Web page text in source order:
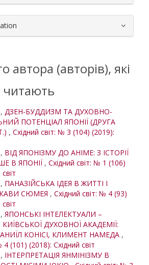
автора (авторів), які
читають
ДЗЕН-БУДДИЗМ ТА ДУХОВНО-
ПОТЕНЦІАЛ ЯПОНІЇ (ДРУГА
, Східний світ: № 3 (104) (2019):
ВІД ЯПОНІЗМУ ДО АНІМЕ: З ІСТОРІЇ
В ЯПОНІЇ , Східний світ: № 1 (106)
ПАНАЗІЙСЬКА ІДЕЯ В ЖИТТІ І
СЮМЕЯ , Східний світ: № 4 (93)
ЯПОНСЬКІ ІНТЕЛЕКТУАЛИ –
ДУХОВНОЇ АКАДЕМІЇ:
КОНІСІ, КЛИМЕНТ НАМЕДА ,
4 (101) (2018): Східний світ
ІНТЕРПРЕТАЦІЯ ЯНМІНІЗМУ В